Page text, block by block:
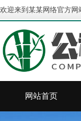
欢迎来到某某网络官方网
网站首页